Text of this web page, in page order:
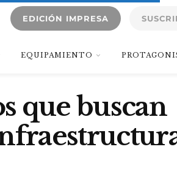
EDICIÓN IMPRESA
EQUIPAMIENTO
que buscan